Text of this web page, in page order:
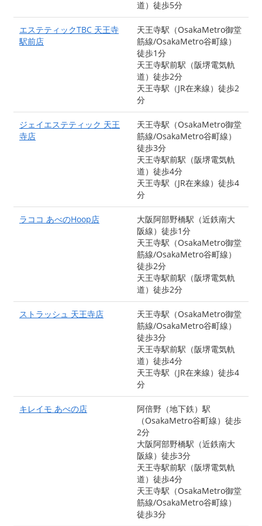
道）徒歩5分
エステティックTBC 天王寺
駅前店
天王寺駅（OsakaMetro御堂
筋線/OsakaMetro谷町線）
徒歩1分
天王寺駅前駅（阪堺電気軌
道）徒歩2分
天王寺駅（JR在来線）徒歩2
分
ジェイエステティック 天王
寺店
天王寺駅（OsakaMetro御堂
筋線/OsakaMetro谷町線）
徒歩3分
天王寺駅前駅（阪堺電気軌
道）徒歩4分
天王寺駅（JR在来線）徒歩4
分
ラココ あべのHoop店
大阪阿部野橋駅（近鉄南大
阪線）徒歩1分
天王寺駅（OsakaMetro御堂
筋線/OsakaMetro谷町線）
徒歩2分
天王寺駅前駅（阪堺電気軌
道）徒歩2分
ストラッシュ 天王寺店
天王寺駅（OsakaMetro御堂
筋線/OsakaMetro谷町線）
徒歩3分
天王寺駅前駅（阪堺電気軌
道）徒歩4分
天王寺駅（JR在来線）徒歩4
分
キレイモ あべの店
阿倍野（地下鉄）駅
（OsakaMetro谷町線）徒歩
2分
大阪阿部野橋駅（近鉄南大
阪線）徒歩3分
天王寺駅前駅（阪堺電気軌
道）徒歩4分
天王寺駅（OsakaMetro御堂
筋線/OsakaMetro谷町線）
徒歩3分